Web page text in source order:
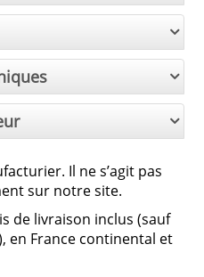
Il ne s’agit pas
sur notre site.
de livraison inclus (sauf
en France continental et